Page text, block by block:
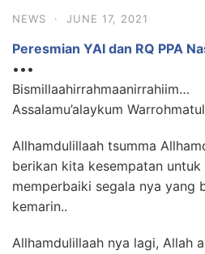
NEWS · JUNE 17, 2021
Peresmian YAI dan RQ PPA
•••
Bismillaahirrahmaanirrahiim…
Assalamu’alaykum
Allhamdulillaah tsumma
berikan kita kesempatan
memperbaiki segala nya yang
kemarin..
Allhamdulillaah nya lagi, Allah